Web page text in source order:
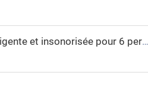
La cabine intelligente et insonorisée pour 6 personnes - série Cyspace X